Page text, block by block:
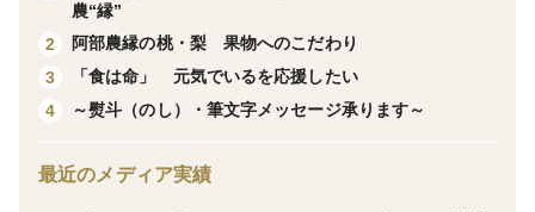
一般的な桃とは一線を画す、“硬い桃好き”のための品種
です。
です😊
農“縁”
2
阿部農縁の桃・梨 果物へのこだわり
3
「食は命」 元気でいるを応援したい
4
～熨斗（のし）・筆文字メッセージ承ります～
最近のメディア実績